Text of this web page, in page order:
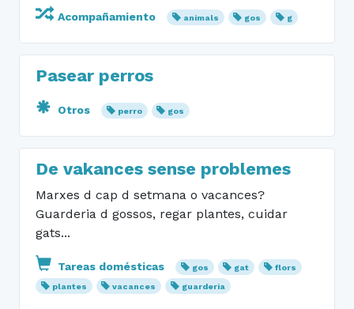
Acompañamiento animals gos g
Pasear perros
Otros perro gos
De vakances sense problemes
Marxes d cap d setmana o vacances?
Guarderia d gossos, regar plantes, cuidar
gats...
Tareas domésticas gos gat
flors
plantes
vacances guarderia